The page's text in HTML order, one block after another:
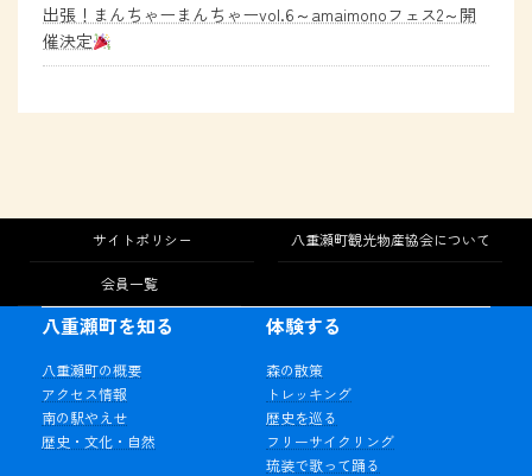
出張！まんちゃーまんちゃーvol.6～amaimonoフェス2～開
催決定
サイトポリシー 八重瀬町観光物産協会について
会員一覧
八重瀬町を知る
八重瀬町の概要
アクセス情報
南の駅やえせ
歴史・文化・自然
体験する
森の散策
トレッキング
歴史を巡る
フリーサイクリング
琉装で歌って踊る